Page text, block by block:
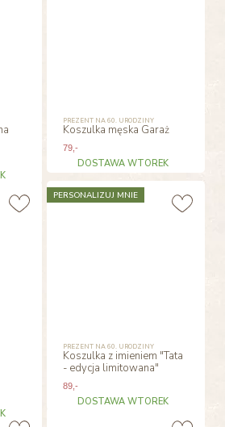
PREZENT NA 60. URODZINY
Koszulka męska Garaż
79 ,-
DOSTAWA WTOREK
PREZENT NA 60. URODZINY
Koszulka z imieniem "Tata
- edycja limitowana"
89 ,-
DOSTAWA WTOREK
PERSONALIZUJ MNIE